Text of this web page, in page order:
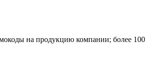
на продукцию компании; более 100